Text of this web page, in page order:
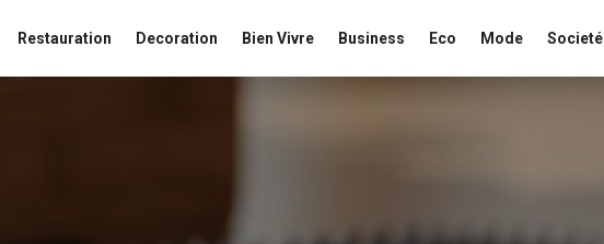
Restauration Decoration Bien Vivre Business Eco Mode Societé